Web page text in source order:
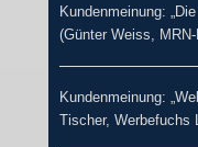
Kundenmeinung:
(Günter Weiss,
Kundenmeinung:
Tischer, Werbefuchs